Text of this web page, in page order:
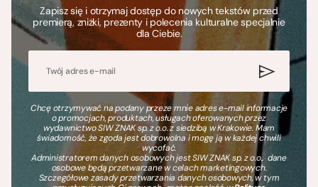
Zapisz się i otrzymaj dostęp do nowych tekstów przed
premierą, zniżki, prezenty i polecenia kulturalne specjalnie
dla Ciebie.
Chcę otrzymywać na podany przeze mnie adres e-mail informacje
o promocjach, produktach, usługach oferowanych przez
wydawnictwo SIW ZNAK sp. z o.o. z siedzibą w Krakowie. Mam
świadomość, że zgoda jest dobrowolna i mogę ją w każdej chwili
wycofać.
Administratorem danych osobowych jest SIW ZNAK sp. z o.o., dane
osobowe będą przetwarzane w celach marketingowych.
Szczegółowe zasady przetwarzania danych osobowych, w tym